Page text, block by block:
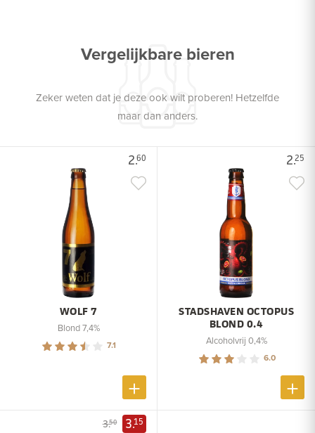
Vergelijkbare bieren
Zeker weten dat je deze ook wilt proberen! Hetzelfde
maar dan anders.
2.60
WOLF 7
Blond 7,4%
7.1
2.25
STADSHAVEN OCTOPUS
BLOND 0.4
Alcoholvrij 0,4%
6.0
3.50 3.15